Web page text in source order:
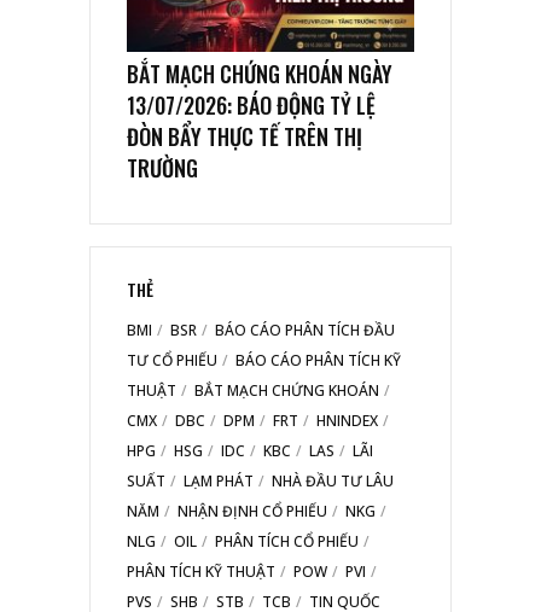
BẮT MẠCH CHỨNG KHOÁN NGÀY
13/07/2026: BÁO ĐỘNG TỶ LỆ
ĐÒN BẨY THỰC TẾ TRÊN THỊ
TRƯỜNG
THẺ
BMI BSR
BÁO CÁO PHÂN TÍCH ĐẦU
TƯ CỔ PHIẾU
BÁO CÁO PHÂN TÍCH KỸ
THUẬT
BẮT MẠCH CHỨNG KHOÁN
CMX
DBC DPM FRT
HNINDEX
HPG
HSG IDC KBC LAS
LÃI
SUẤT
LẠM PHÁT
NHÀ ĐẦU TƯ LÂU
NĂM
NHẬN ĐỊNH CỔ PHIẾU
NKG
NLG
OIL
PHÂN TÍCH CỔ PHIẾU
PHÂN TÍCH KỸ THUẬT
POW
PVI
PVS
SHB STB TCB TIN QUỐC